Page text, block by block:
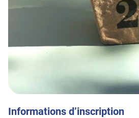
Informations d’inscription